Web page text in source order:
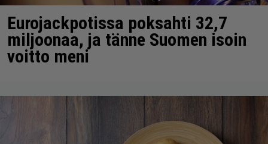
Eurojackpotissa poksahti 32,7
miljoonaa, ja tänne Suomen isoin
voitto meni